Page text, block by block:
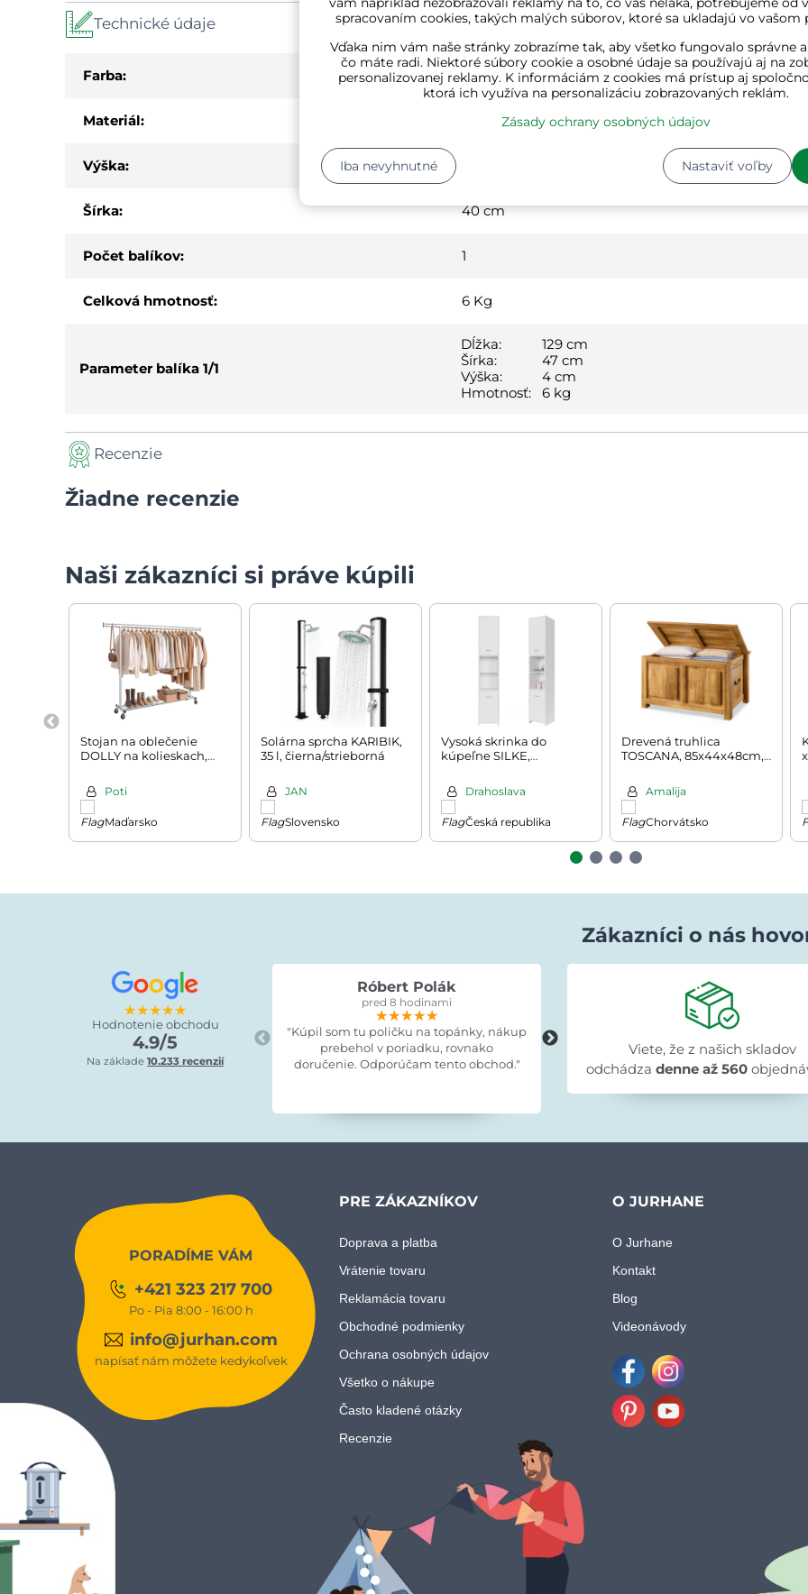
Technické údaje
Farba: čierna
Materiál: hliník, sklo
Výška:
Šírka: 40 cm
Počet balíkov: 1
Celková hmotnosť: 6 Kg
Parameter balíka 1/1
Dĺžka:
129 cm
Šírka:
47 cm
Výška:
4 cm
Hmotnosť:
6 kg
Recenzie
Žiadne recenzie
Naši zákazníci si práve kúpili
Stojan na oblečenie
DOLLY na kolieskach,
200x161,5cm, strieborná
Poti
Maďarsko
Solárna sprcha KARIBIK,
35 l, čierna/strieborná
JAN
Slovensko
Vysoká skrinka do
kúpeľne SILKE,
Drahoslava
Česká republika
Drevená truhlica
TOSCANA, 85x44x48cm,
Amalija
Chorvátsko
★★★★★
Hodnotenie obchodu
4.9/5
Na základe 10.233 recenzií
Zákazníci o nás
Róbert Polák
pred 8 hodinami
★★★★★
★★★★★
★★★★★
"Kúpil som tu poličku na topánky, nákup
prebehol v poriadku, rovnako
doručenie. Odporúčam tento obchod."
Lenka Bujňáčková
pred 15 hodinami
★★★★★
★★★★★
★★★★★
"Skvelé, tovar doručený včas,
zodpovedá fotografiám, montážny
návod prehľadný a všetky diely
Viete, že z našich skladov
odchádzadenne až 560
PORADÍME VÁM
+421 323 217 700
Po - Pia 8:00 - 16:00 h
info@jurhan.com
napísať nám môžete kedykoľvek
PRE ZÁKAZNÍKOV
Doprava a platba
Vrátenie tovaru
Reklamácia tovaru
Obchodné podmienky
Ochrana osobných údajov
Všetko o nákupe
Často kladené otázky
Recenzie
O JURHANE
O Jurhane
Kontakt
Blog
Videonávody
FacebookInstagram
spracovaním cookies, takých malých súborov, ktoré sa ukladajú vo vašom
Vďaka nim vám naše stránky zobrazíme tak, aby všetko fungovalo správne
čo máte radi. Niektoré súbory cookie a osobné údaje sa používajú aj na
personalizovanej reklamy. K informáciám z cookies má prístup aj
ktorá ich využíva na personalizáciu zobrazovaných reklám.
Zásady ochrany osobných údajov
Nastaviť voľby
Iba nevyhnutné